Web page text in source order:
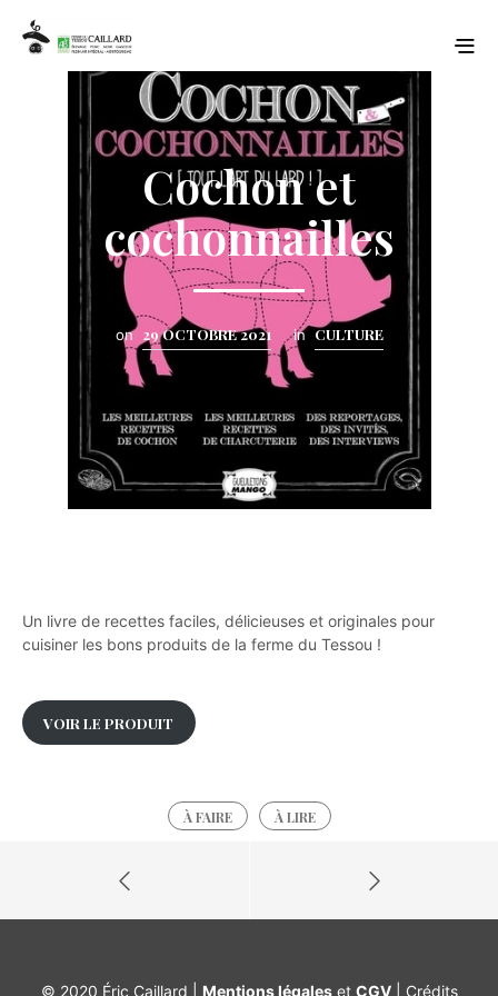
Cochon et
cochonnailles
on 29 OCTOBRE 2021 in CULTURE
Un livre de recettes faciles, délicieuses et originales pour
cuisiner les bons produits de la ferme du Tessou !
VOIR LE PRODUIT
À FAIRE À LIRE
© 2020 Éric Caillard | Mentions légaleset CGV| Crédits